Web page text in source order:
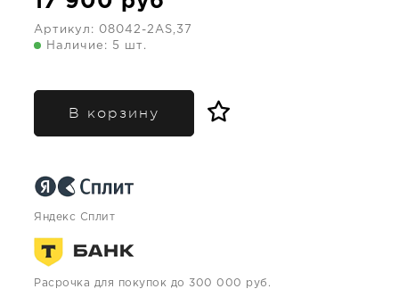
Артикул: 08042-2AS,37
Наличие: 5 шт.
В корзину
Яндекс Сплит
Расрочка для покупок до 300 000 руб.